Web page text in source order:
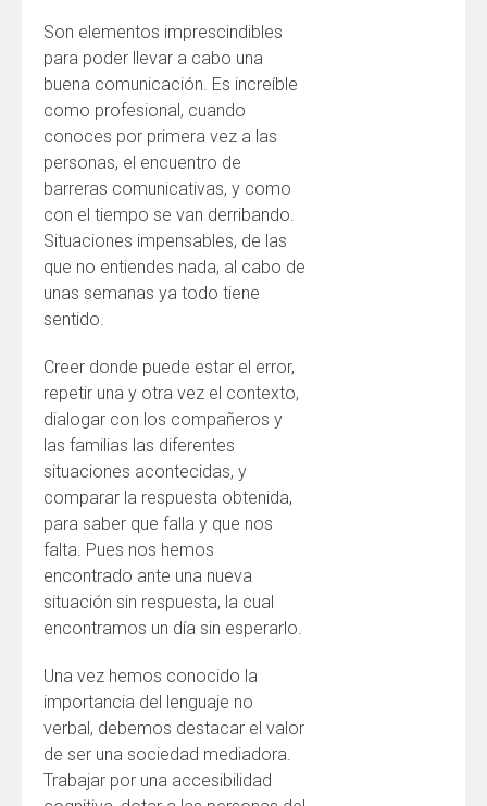
Son elementos imprescindibles
para poder llevar a cabo una
buena comunicación. Es increíble
como profesional, cuando
conoces por primera vez a las
personas, el encuentro de
barreras comunicativas, y como
con el tiempo se van derribando.
Situaciones impensables, de las
que no entiendes nada, al cabo de
unas semanas ya todo tiene
sentido.
Creer donde puede estar el error,
repetir una y otra vez el contexto,
dialogar con los compañeros y
las familias las diferentes
situaciones acontecidas, y
comparar la respuesta obtenida,
para saber que falla y que nos
falta. Pues nos hemos
encontrado ante una nueva
situación sin respuesta, la cual
encontramos un día sin esperarlo.
Una vez hemos conocido la
importancia del lenguaje no
verbal, debemos destacar el valor
de ser una sociedad mediadora.
Trabajar por una accesibilidad